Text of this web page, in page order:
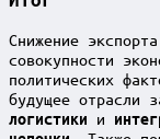
Снижение
совокупности
политических
будущее отрасли
логистики и